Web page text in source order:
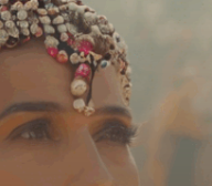
4 juillet 2025